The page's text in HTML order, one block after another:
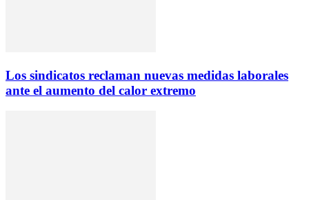
Los sindicatos reclaman nuevas medidas laborales
ante el aumento del calor extremo